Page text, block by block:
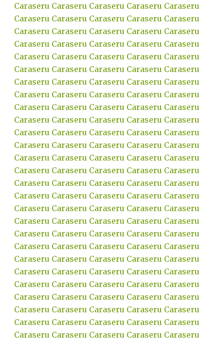
Caraseru Caraseru Caraseru Caraseru Caraseru
Caraseru Caraseru Caraseru Caraseru Caraseru
Caraseru Caraseru Caraseru Caraseru Caraseru
Caraseru Caraseru Caraseru Caraseru Caraseru
Caraseru Caraseru Caraseru Caraseru Caraseru
Caraseru Caraseru Caraseru Caraseru Caraseru
Caraseru Caraseru Caraseru Caraseru Caraseru
Caraseru Caraseru Caraseru Caraseru Caraseru
Caraseru Caraseru Caraseru Caraseru Caraseru
Caraseru Caraseru Caraseru Caraseru Caraseru
Caraseru Caraseru Caraseru Caraseru Caraseru
Caraseru Caraseru Caraseru Caraseru Caraseru
Caraseru Caraseru Caraseru Caraseru Caraseru
Caraseru Caraseru Caraseru Caraseru Caraseru
Caraseru Caraseru Caraseru Caraseru Caraseru
Caraseru Caraseru Caraseru Caraseru Caraseru
Caraseru Caraseru Caraseru Caraseru Caraseru
Caraseru Caraseru Caraseru Caraseru Caraseru
Caraseru Caraseru Caraseru Caraseru Caraseru
Caraseru Caraseru Caraseru Caraseru Caraseru
Caraseru Caraseru Caraseru Caraseru Caraseru
Caraseru Caraseru Caraseru Caraseru Caraseru
Caraseru Caraseru Caraseru Caraseru Caraseru
Caraseru Caraseru Caraseru Caraseru Caraseru
Caraseru Caraseru Caraseru Caraseru Caraseru
Caraseru Caraseru Caraseru Caraseru Caraseru
Caraseru Caraseru Caraseru Caraseru Caraseru